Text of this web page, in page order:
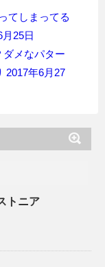
てしまってる
25日
メなパター
2017年6月27
トニア